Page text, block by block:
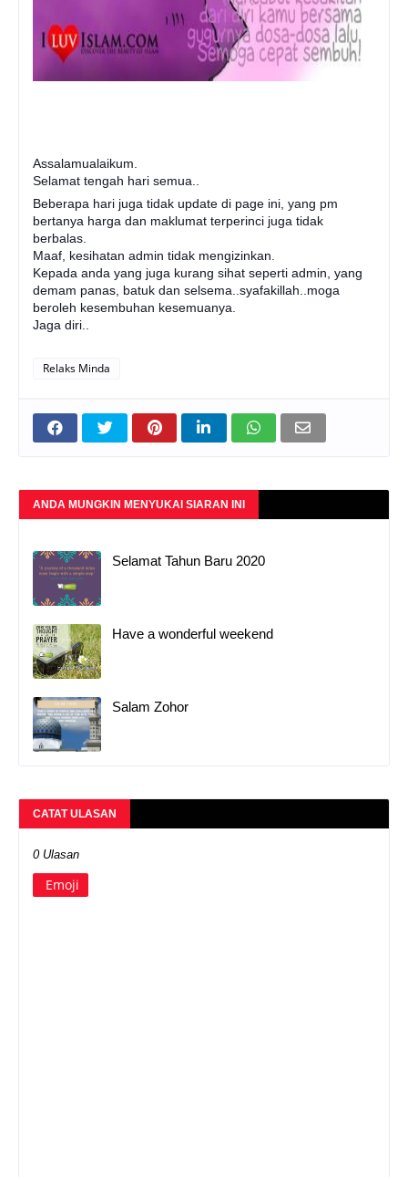
Assalamualaikum.
Selamat tengah hari semua..
Beberapa hari juga tidak update di page ini, yang pm
bertanya harga dan maklumat terperinci juga tidak
berbalas.
Maaf, kesihatan admin tidak mengizinkan.
Kepada anda yang juga kurang sihat seperti admin, yang
demam panas, batuk dan selsema..syafakillah..moga
beroleh kesembuhan kesemuanya.
Jaga diri..
Relaks Minda
ANDA MUNGKIN MENYUKAI SIARAN INI
Selamat Tahun Baru 2020
Have a wonderful weekend
Salam Zohor
CATAT ULASAN
0 Ulasan
Emoji